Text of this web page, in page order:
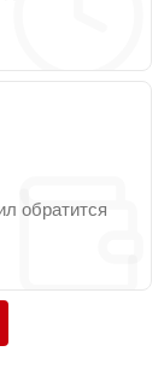
обратится